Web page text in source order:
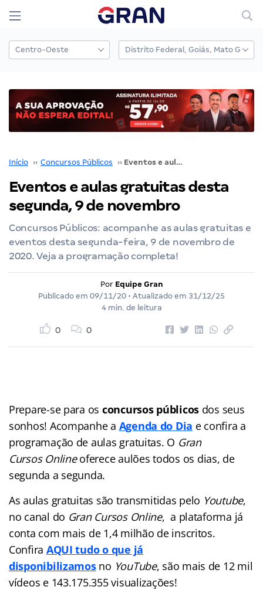
Início ›› Concursos Públicos ›› Eventos e aulas gratuitas desta segunda, 9 de novembro
Eventos e aulas gratuitas desta
segunda, 9 de novembro
Concursos Públicos: acompanhe as aulas gratuitas e
eventos desta segunda-feira, 9 de novembro de
2020. Veja a programação completa!
Por Equipe Gran
Publicado em 09/11/20 • Atualizado em 31/12/25
4 min. de leitura
0 0
Prepare-se para os concursos públicos dos seus
sonhos! Acompanhe a Agenda do Dia e confira a
programação de aulas gratuitas. O Gran
Cursos Onlineoferece aulões todos os dias, de
segunda a segunda.
As aulas gratuitas são transmitidas pelo Youtube,
no canal do Gran Cursos Online, a plataforma já
conta com mais de 1,4 milhão de inscritos.
Confira AQUI tudo o que já
disponibilizamosno YouTube, são mais de 12 mil
vídeos e 143.175.355 visualizações!